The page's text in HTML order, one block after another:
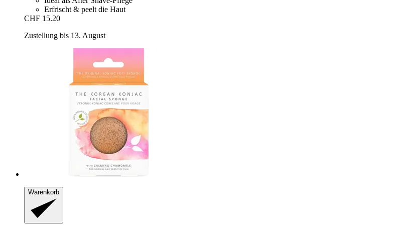
Erfrischt & peelt die Haut
CHF 15.20
Zustellung bis 13. August
Warenkorb